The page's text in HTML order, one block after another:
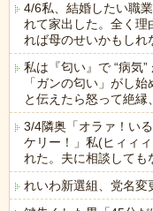
4/6私、結婚したい職
れて家出した。全く理
れば母のせいかもし
私は『匂い』で “病気
「ガンの匂い」がし
と伝えたら怒って絶縁
3/4隣奥「オラァ！い
ケリー！」私(ヒィィ
れた。夫に相談して
れいわ新選組、党名